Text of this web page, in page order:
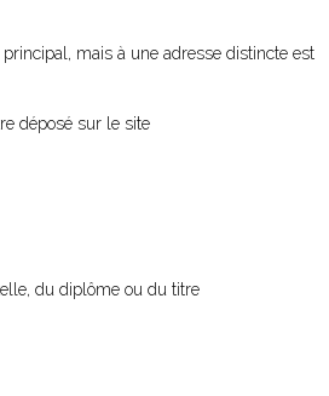
mais à une adresse distincte est
déposé sur le site
du diplôme ou du titre